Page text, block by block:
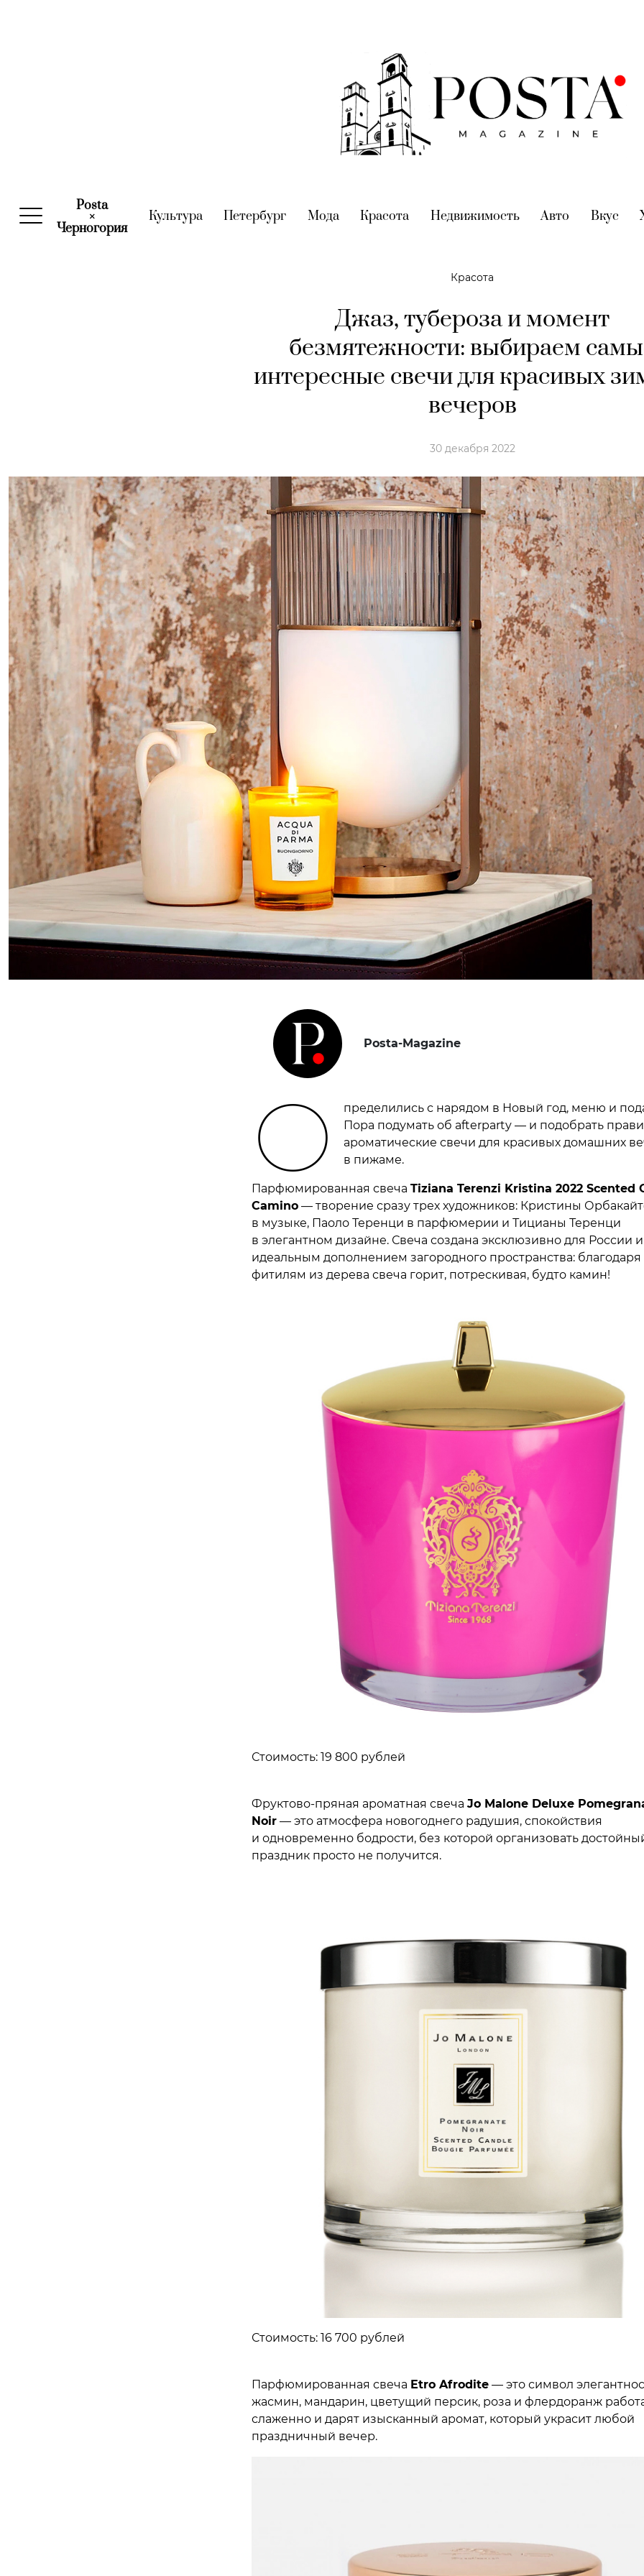
Posta
×
Черногория(current)
Культура(current)
Петербург (current)
Мода(current)
Красота (current)
Недвижимость(current)
Авто (current)
Вкус
Красота
Джаз, тубероза и момент
безмятежности: выбираем
интересные свечи для красивых
вечеров
30 декабря 2022
Posta-Magazine
О
пределились с нарядом в Новый год, меню и
Пора подумать об afterparty — и подобрать
ароматические свечи для красивых домашних
в пижаме.
Парфюмированная свеча Tiziana Terenzi Kristina 2022 Scented
Camino— творение сразу трех художников: Кристины
в музыке, Паоло Теренци в парфюмерии и Тицианы Теренци
в элегантном дизайне. Свеча создана эксклюзивно для России и
идеальным дополнением загородного пространства: благодаря
фитилям из дерева свеча горит, потрескивая, будто камин!
Стоимость: 19 800 рублей
Фруктово-пряная ароматная свеча Jo MaloneDeluxe
Noir— это атмосфера новогоднего радушия, спокойствия
и одновременно бодрости, без которой организовать
праздник просто не получится.
Стоимость: 16 700 рублей
Парфюмированная свеча Etro Afrodite— это символ
жасмин, мандарин, цветущий персик, роза и флердоранж
слаженно и дарят изысканный аромат, который украсит любой
праздничный вечер.